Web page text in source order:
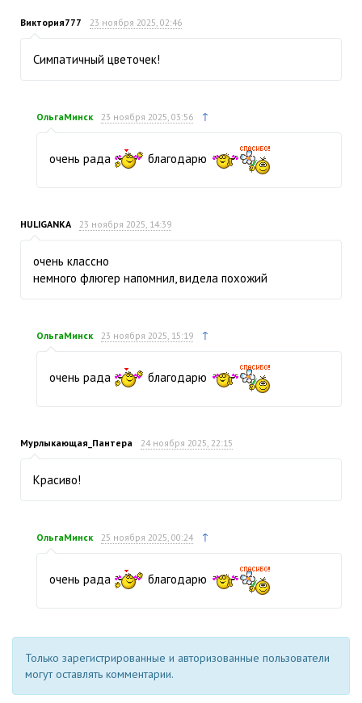
Виктория777 23 ноября 2025, 02:46
Симпатичный цветочек!
ОльгаМинск 23 ноября 2025, 03:56 ↑
очень рада благодарю
HULIGANKA 23 ноября 2025, 14:39
очень классно
немного флюгер напомнил, видела похожий
ОльгаМинск 23 ноября 2025, 15:19 ↑
очень рада благодарю
Мурлыкающая_Пантера 24 ноября 2025, 22:15
Красиво!
ОльгаМинск 25 ноября 2025, 00:24 ↑
очень рада благодарю
Только зарегистрированные и авторизованные пользователи
могут оставлять комментарии.